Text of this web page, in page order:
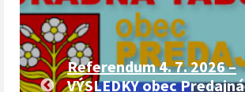
Referendum 4. 7. 2026 –
VÝSLEDKY obec Predajná